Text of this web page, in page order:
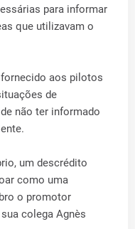
para informar
que utilizavam o
aos pilotos
de
não ter informado
um descrédito
como uma
o promotor
colega Agnès